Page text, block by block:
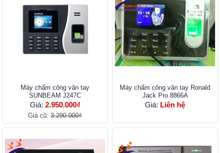
Máy chấm công vân tay
SUNBEAM J247C
Giá: 2.950.000₫
Giá cũ: 3.290.000₫
Máy chấm công vân tay Ronald
Jack Pro 8866A
Giá: Liên hệ